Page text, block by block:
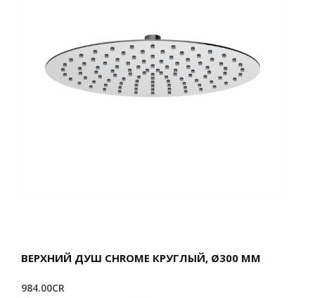
ВЕРХНИЙ ДУШ CHROME КРУГЛЫЙ, Ø300 ММ
984.00CR